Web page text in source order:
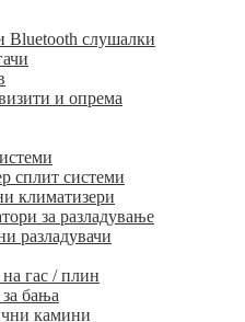
Bluetooth слушалки
и опрема
сплит системи
климатизери
за разладување
разладувачи
гас / плин
бања
камини